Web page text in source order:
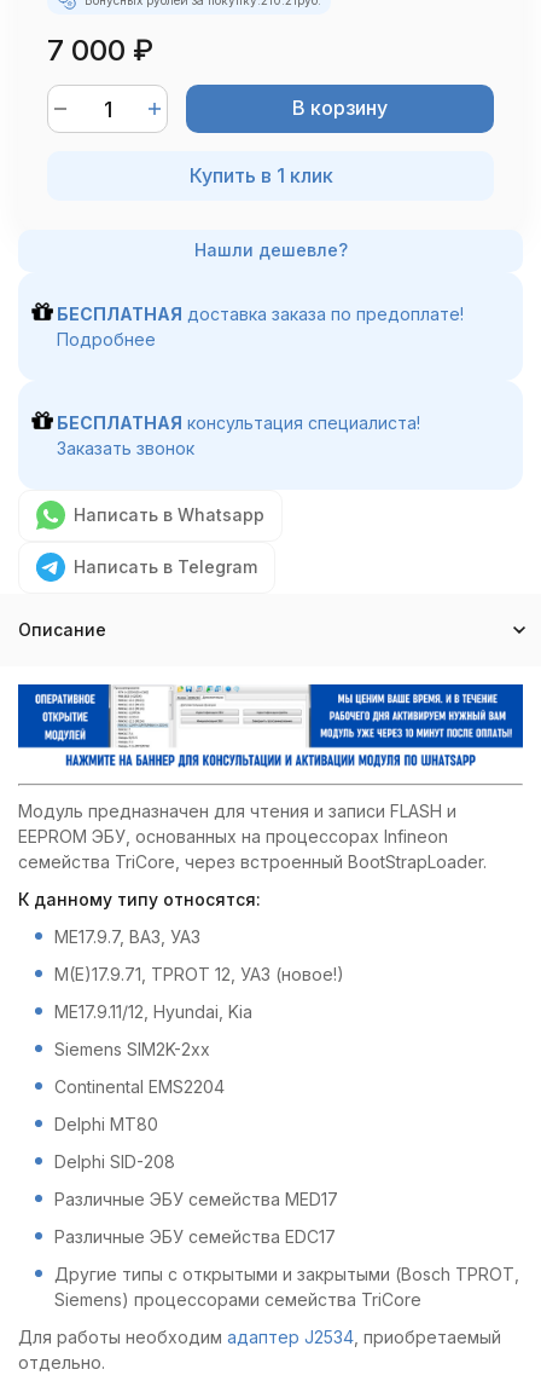
7 000 ₽
В корзину
Купить в 1 клик
БЕСПЛАТНАЯ доставка заказа по предоплате!
Подробнее
БЕСПЛАТНАЯ консультация специалиста!
Заказать звонок
Написать в Whatsapp
Написать в Telegram
Описание
Модуль предназначен для чтения и записи FLASH и
EEPROM ЭБУ, основанных на процессорах Infineon
семейства TriCore, через встроенный BootStrapLoader.
К данному типу относятся:
ME17.9.7, ВАЗ, УАЗ
M(E)17.9.71, TPROT 12, УАЗ (новое!)
ME17.9.11/12, Hyundai, Kia
Siemens SIM2K-2xx
Continental EMS2204
Delphi MT80
Delphi SID-208
Различные ЭБУ семейства MED17
Различные ЭБУ семейства EDC17
Другие типы с открытыми и закрытыми (Bosch TPROT,
Siemens) процессорами семейства TriCore
Для работы необходим адаптер J2534 , приобретаемый
отдельно.